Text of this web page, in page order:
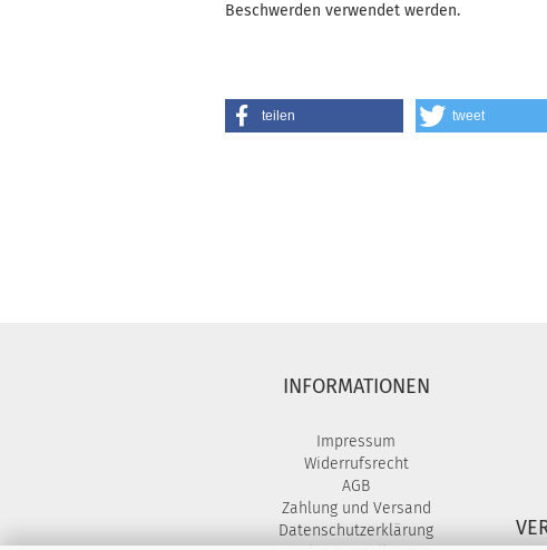
Beschwerden verwendet werden.
teilen tweet
INFORMATIONEN
Impressum
Widerrufsrecht
AGB
Zahlung und Versand
Datenschutzerklärung